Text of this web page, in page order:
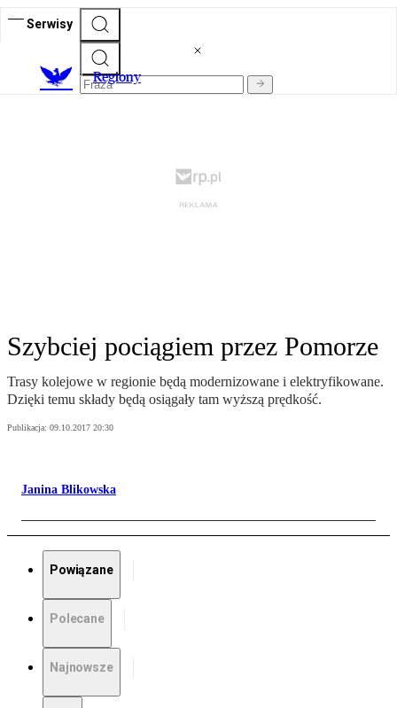
Serwisy
Regiony
Szybciej pociągiem przez Pomorze
Trasy kolejowe w regionie będą modernizowane i elektryfikowane.
Dzięki temu składy będą osiągały tam wyższą prędkość.
Publikacja: 09.10.2017 20:30
Janina Blikowska
Powiązane
Polecane
Najnowsze